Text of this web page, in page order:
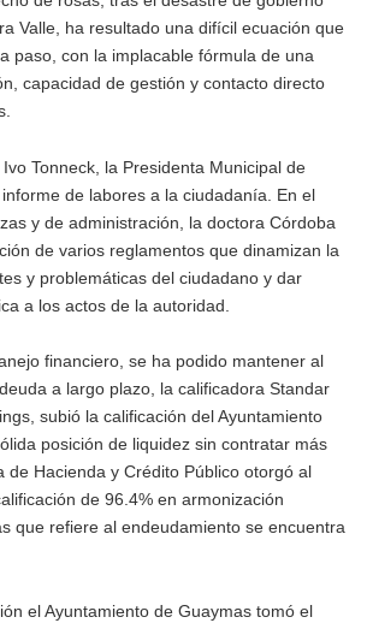
Valle, ha resultado una difícil ecuación que
paso, con la implacable fórmula de una
capacidad de gestión y contacto directo
Tonneck, la Presidenta Municipal de
de labores a la ciudadanía. En el
y de administración, la doctora Córdoba
de varios reglamentos que dinamizan la
y problemáticas del ciudadano y dar
a los actos de la autoridad.
financiero, se ha podido mantener al
a largo plazo, la calificadora Standar
subió la calificación del Ayuntamiento
posición de liquidez sin contratar más
de Hacienda y Crédito Público otorgó al
de 96.4% en armonización
que refiere al endeudamiento se encuentra
el Ayuntamiento de Guaymas tomó el